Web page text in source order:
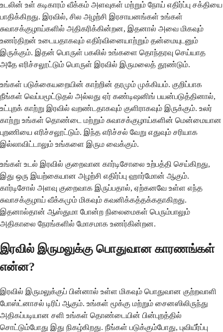
உடலின் உள் கடிகாரம் வீக்கம் அளவுகள் மற்றும் நோய் எதிர்ப்பு சக்தியை
பாதிக்கிறது. இரவில், சில அழற்சி இரசாயனங்கள் உங்கள்
சுவாசக்குழாய்களில் அதிகரிக்கின்றன, இதனால் அவை மிகவும்
உணர்திறன் உடையதாகவும் எதிர்வினையாற்றும் தன்மையுடனும்
இருக்கும். இதன் பொருள் பகலில் உங்களை தொந்தரவு செய்யாத
அதே எரிச்சலூட்டும் பொருள் இரவில் இருமலைத் தூண்டும்.
உங்கள் படுக்கையறையின் காற்றின் தரமும் முக்கியம். குறிப்பாக
நீங்கள் வெப்பமூட்டுதல் அல்லது ஏர் கண்டிஷனிங் பயன்படுத்தினால்,
உட்புறக் காற்று இரவில் வறண்டதாகவும் குளிராகவும் இருக்கும். உலர்
காற்று உங்கள் தொண்டை மற்றும் சுவாசக்குழாய்களின் மென்மையான
புறணியை எரிச்சலூட்டும். இந்த எரிச்சல் வேறு எதுவும் சரியாக
இல்லாவிட்டாலும் உங்களை இரும வைக்கும்.
உங்கள் உடல் இரவில் குறைவான கார்டிசோலை உற்பத்தி செய்கிறது,
இது ஒரு இயற்கையான அழற்சி எதிர்ப்பு ஹார்மோன் ஆகும்.
கார்டிசோல் அளவு குறைவாக இருப்பதால், ஏற்கனவே உள்ள எந்த
சுவாசக்குழாய் வீக்கமும் மிகவும் கவனிக்கத்தக்கதாகிறது.
இதனால்தான் ஆஸ்துமா போன்ற நிலைமைகள் பெரும்பாலும்
அதிகாலை நேரங்களில் மோசமாக உணர்கின்றன.
இரவில் இருமலுக்கு பொதுவான காரணங்கள்
என்ன?
இரவில் இருமலுக்குப் பின்னால் உள்ள மிகவும் பொதுவான குற்றவாளி
போஸ்ட்னாசல் டிரிப் ஆகும். உங்கள் மூக்கு மற்றும் சைனஸிலிருந்து
அதிகப்படியான சளி உங்கள் தொண்டையின் பின்புறத்தில்
சொட்டும்போது இது நிகழ்கிறது. நீங்கள் படுக்கும்போது, ​​புவியீர்ப்பு